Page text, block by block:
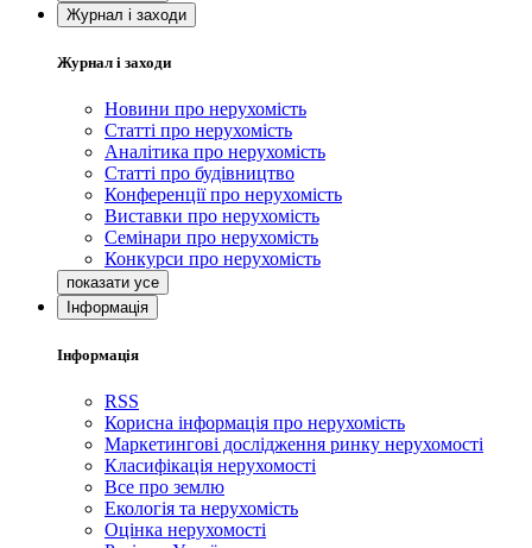
Журнал і заходи
Журнал і заходи
Новини про нерухомість
Статті про нерухомість
Аналітика про нерухомість
Статті про будівництво
Конференції про нерухомість
Виставки про нерухомість
Семінари про нерухомість
Конкурси про нерухомість
Інформація
Інформація
RSS
Корисна інформація про нерухомість
Маркетингові дослідження ринку нерухомості
Класифікація нерухомості
Все про землю
Екологія та нерухомість
Оцінка нерухомості